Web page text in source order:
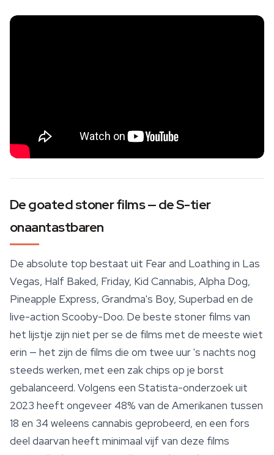
De goated stoner films — de S-tier
onaantastbaren
De absolute top bestaat uit Fear and Loathing in Las
Vegas, Half Baked, Friday, Kid Cannabis, Alpha Dog,
Pineapple Express, Grandma's Boy, Superbad en de
live-action Scooby-Doo. De beste stoner films van
het lijstje zijn niet per se de films met de meeste wiet
erin — het zijn de films die om twee uur 's nachts nog
steeds werken, met een zak chips op je borst
gebalanceerd. Volgens een Statista-onderzoek uit
2023 heeft ongeveer 48% van de Amerikanen tussen
18 en 34 weleens cannabis geprobeerd, en een fors
deel daarvan heeft minimaal vijf van deze films